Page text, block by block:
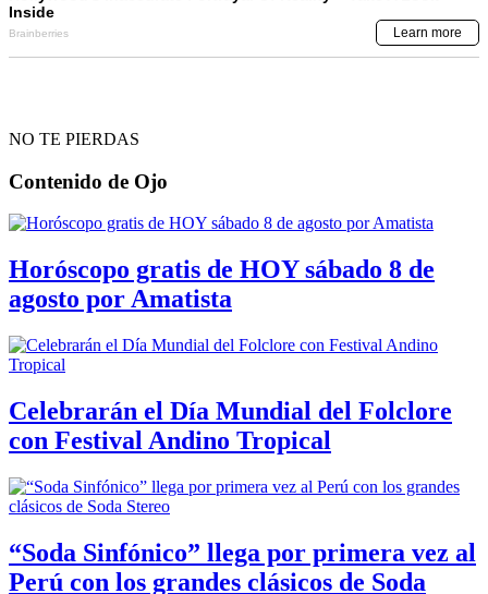
NO TE PIERDAS
Contenido de Ojo
Horóscopo gratis de HOY sábado 8 de
agosto por Amatista
Celebrarán el Día Mundial del Folclore
con Festival Andino Tropical
“Soda Sinfónico” llega por primera vez al
Perú con los grandes clásicos de Soda